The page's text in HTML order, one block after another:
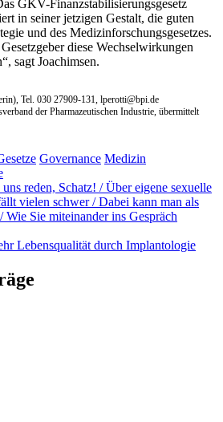
GKV-Finanzstabilisierungsgesetz
in seiner jetzigen Gestalt, die guten
und des Medizinforschungsgesetzes.
diese Wechselwirkungen
sagt Joachimsen.
Tel. 030 27909-131, lperotti@bpi.de
der Pharmazeutischen Industrie, übermittelt
Governance Medizin
reden, Schatz! / Über eigene sexuelle
vielen schwer / Dabei kann man als
Wie Sie miteinander ins Gespräch
Lebensqualität durch Implantologie